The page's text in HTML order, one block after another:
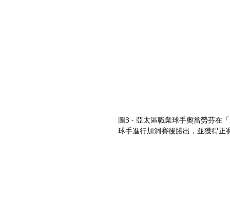
圖3 - 亞太區職業球手奧當勞芬在
球手進行加洞賽後勝出，並獲得正